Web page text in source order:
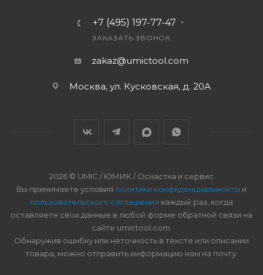
+7 (495) 197-77-47
ЗАКАЗАТЬ ЗВОНОК
zakaz@umictool.com
Москва, ул. Кусковская, д. 20А
2026 © UMIC / ЮМИК / Оснастка и сервис
Вы принимаете условия политики конфиденциальности и
пользовательского соглашения каждый раз, когда
оставляете свои данные в любой форме обратной связи на
сайте umictool.com.
Обнаружив ошибку или неточность в тексте или описании
товара, можно отправить информацию нам на почту.